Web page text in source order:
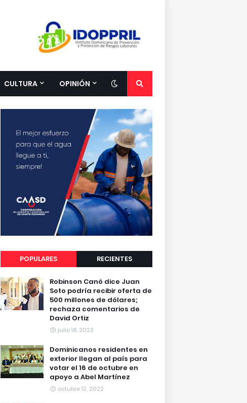
CULTURA OPINIÓN
POPULARES RECIENTES
Robinson Canó dice Juan
Soto podría recibir oferta de
500 millones de dólares;
rechaza comentarios de
David Ortiz
julio 18, 2023
Dominicanos residentes en
exterior llegan al país para
votar el 16 de octubre en
apoyo a Abel Martínez
octubre 12, 2022